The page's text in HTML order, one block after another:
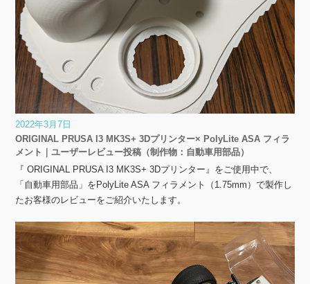
2022年3月7日
ORIGINAL PRUSA I3 MK3S+ 3Dプリンター× PolyLite ASA フィラ
メント｜ユーザーレビュー投稿（制作物：自動車用部品）
『 ORIGINAL PRUSA I3 MK3S+ 3Dプリンター』をご使用中で、
「自動車用部品」をPolyLite ASA フィラメント（1.75mm）で製作し
たお客様のレビューをご紹介いたします。